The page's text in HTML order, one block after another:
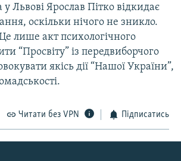
Львові Ярослав Пітко відкидає
оскільки нічого не зникло.
лише акт психологічного
“Просвіту” із передвиборчого
якісь дії “Нашої України”,
Читати без VPN Підписатись